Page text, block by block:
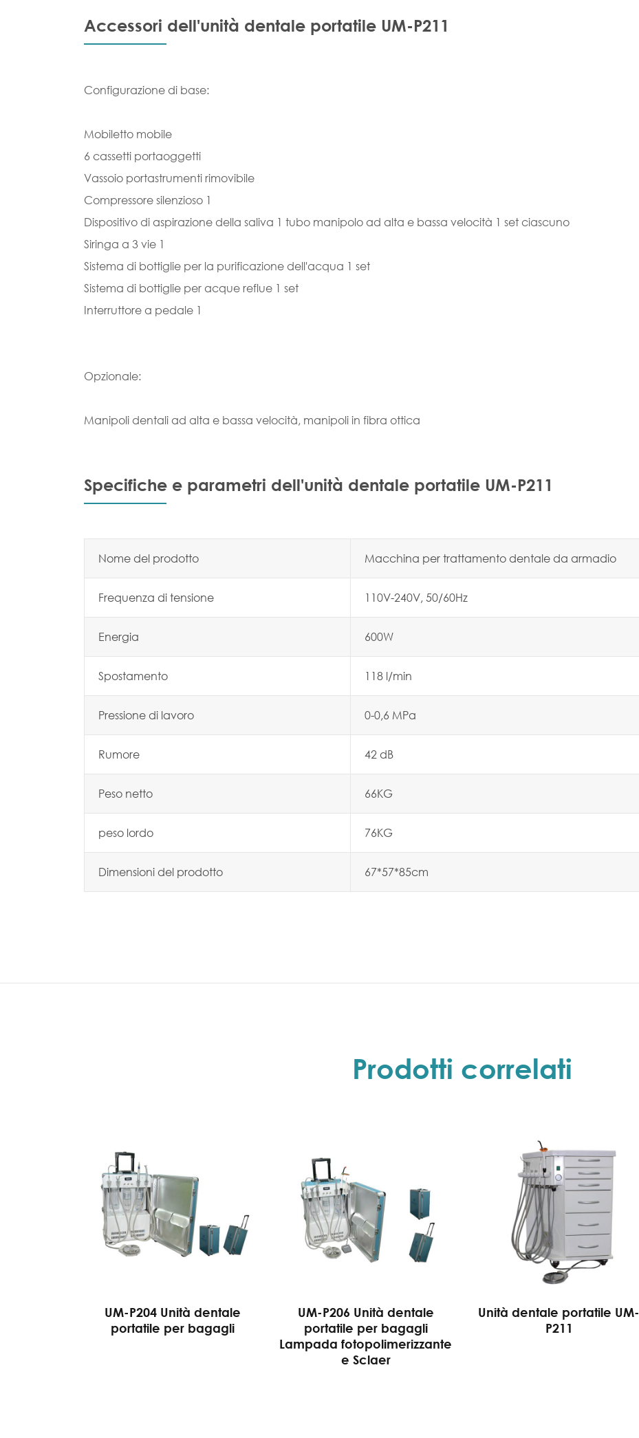
Accessori dell'unità dentale portatile UM-P211
Configurazione di base:
Mobiletto mobile
6 cassetti portaoggetti
Vassoio portastrumenti rimovibile
Compressore silenzioso 1
Dispositivo di aspirazione della saliva 1 tubo manipolo ad alta e bassa velocità 1 set ciascuno
Siringa a 3 vie 1
Sistema di bottiglie per la purificazione dell'acqua 1 set
Sistema di bottiglie per acque reflue 1 set
Interruttore a pedale 1
Opzionale:
Manipoli dentali ad alta e bassa velocità, manipoli in fibra ottica
Specifiche e parametri dell'unità dentale portatile UM-P211
Nome del prodotto Macchina per trattamento dentale da armadio
Frequenza di tensione 110V-240V, 50/60Hz
Energia 600W
Spostamento 118 l/min
Pressione di lavoro 0-0,6 MPa
Rumore 42 dB
Peso netto 66KG
peso lordo 76KG
Dimensioni del prodotto 67*57*85cm
Prodotti correlati
UM-P204 Unità dentale
portatile per bagagli
UM-P206 Unità dentale
portatile per bagagli
Lampada fotopolimerizzante
e Sclaer
Unità dentale portatile UM-
P211